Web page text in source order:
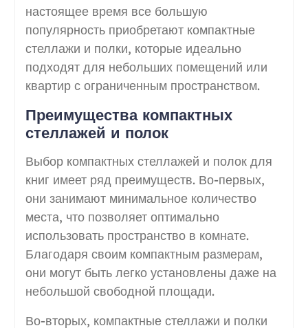
настоящее время все большую
популярность приобретают компактные
стеллажи и полки, которые идеально
подходят для небольших помещений или
квартир с ограниченным пространством.
Преимущества компактных
стеллажей и полок
Выбор компактных стеллажей и полок для
книг имеет ряд преимуществ. Во-первых,
они занимают минимальное количество
места, что позволяет оптимально
использовать пространство в комнате.
Благодаря своим компактным размерам,
они могут быть легко установлены даже на
небольшой свободной площади.
Во-вторых, компактные стеллажи и полки